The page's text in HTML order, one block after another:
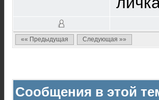
«« Предыдущая Следующая »»
Сообщения в этой